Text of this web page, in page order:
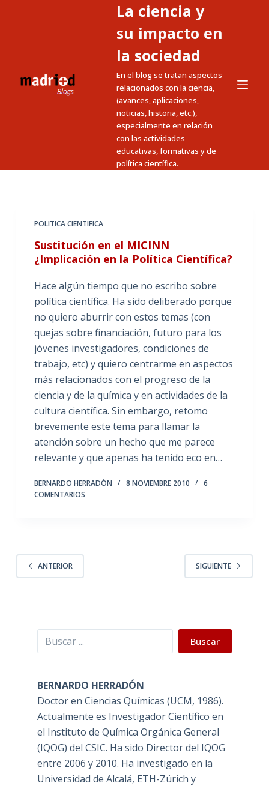
n
La ciencia y
su impacto en
la sociedad
En el blog se tratan aspectos
relacionados con la ciencia,
(avances, aplicaciones,
noticias, historia, etc.),
especialmente en relación
con las actividades
educativas, formativas y de
política científica.
POLITICA CIENTIFICA
Sustitución en el MICINN
¿Implicación en la Política Científica?
Hace algún tiempo que no escribo sobre
política científica. Ha sido deliberado porque
no quiero aburrir con estos temas (con
quejas sobre financiación, futuro para los
jóvenes investigadores, condiciones de
trabajo, etc) y quiero centrarme en aspectos
más relacionados con el progreso de la
ciencia y de la química y en actividades de la
cultura científica. Sin embargo, retomo
brevemente este tema para llamar la
atención sobre un hecho que me parece
relevante y que apenas ha tenido eco en…
BERNARDO HERRADÓN 8 NOVIEMBRE 2010
6
COMENTARIOS
ANTERIOR SIGUIENTE
Buscar Buscar
BERNARDO HERRADÓN
Doctor en Ciencias Químicas (UCM, 1986).
Actualmente es Investigador Científico en
el Instituto de Química Orgánica General
(IQOG) del CSIC. Ha sido Director del IQOG
entre 2006 y 2010. Ha investigado en la
Universidad de Alcalá, ETH-Zürich y